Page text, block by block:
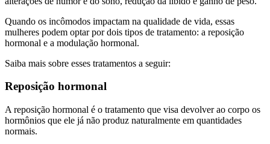
Quando os incômodos impactam na qualidade de vida, essas
mulheres podem optar por dois tipos de tratamento: a reposição
hormonal e a modulação hormonal.
Saiba mais sobre esses tratamentos a seguir:
Reposição hormonal
A reposição hormonal é o tratamento que visa devolver ao corpo os
hormônios que ele já não produz naturalmente em quantidades
normais.